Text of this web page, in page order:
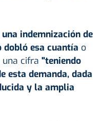
indemnización de
dobló esa cuantía o
cifra "teniendo
esta demanda, dada
y la amplia